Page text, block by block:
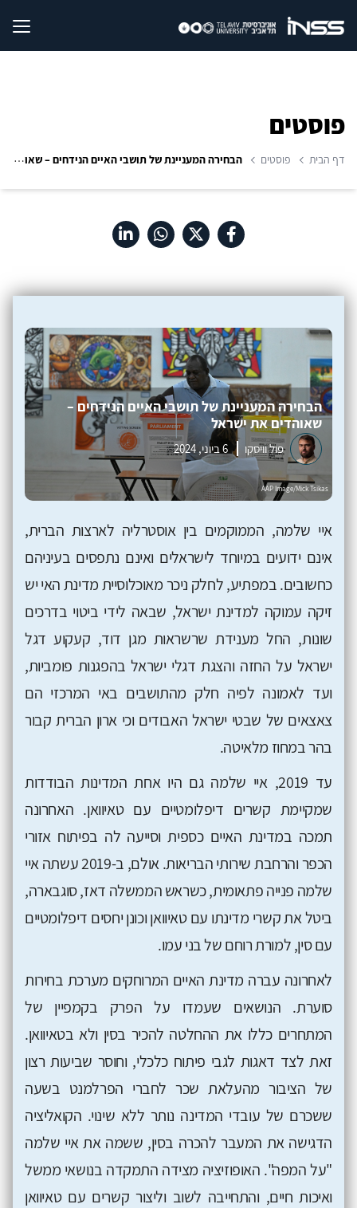
פוסטים
דף הבית פוסטים הבחירה המעניינת של תושבי האיים הנידחים – שאוהדים את ישראל
הבחירה המעניינת של תושבי האיים הנידחים –
שאוהדים את ישראל
פול וויסקו 6 ביוני, 2024
איי שלמה, הממוקמים בין אוסטרליה לארצות הברית,
אינם ידועים במיוחד לישראלים ואינם נתפסים בעיניהם
כחשובים. במפתיע, לחלק ניכר מאוכלוסיית מדינת האי יש
זיקה עמוקה למדינת ישראל, שבאה לידי ביטוי בדרכים
שונות, החל מענידת שרשראות מגן דוד, קעקוע דגל
ישראל על החזה והצגת דגלי ישראל בהפגנות פומביות,
ועד לאמונה לפיה חלק מהתושבים באי המרכזי הם
צאצאים של שבטי ישראל האבודים וכי ארון הברית קבור
בהר במחוז מלאיטה.
עד 2019, איי שלמה גם היו אחת המדינות הבודדות
שמקיימת קשרים דיפלומטיים עם טאיוואן. האחרונה
תמכה במדינת האיים כספית וסייעה לה בפיתוח אזורי
הכפר והרחבת שירותי הבריאות. אולם, ב-2019 עשתה איי
שלמה פנייה פתאומית, כשראש הממשלה דאז, סוגבארה,
ביטל את קשרי מדינתו עם טאיוואן וכונן יחסים דיפלומטיים
עם סין, למורת רוחם של בני עמו.
לאחרונה עברה מדינת האיים המרוחקים מערכת בחירות
סוערת. הנושאים שעמדו על הפרק בקמפיין של
המתחרים כללו את ההחלטה להכיר בסין ולא בטאיוואן.
זאת לצד דאגות לגבי פיתוח כלכלי, וחוסר שביעות רצון
של הציבור מהעלאת שכר לחברי הפרלמנט בשעה
ששכרם של עובדי המדינה נותר ללא שינוי. הקואליציה
הדגישה את המעבר להכרה בסין, ששמה את איי שלמה
"על המפה". האופוזיציה מצידה התמקדה בנושאי ממשל
ואיכות חיים, והתחייבה לשוב וליצור קשרים עם טאיוואן